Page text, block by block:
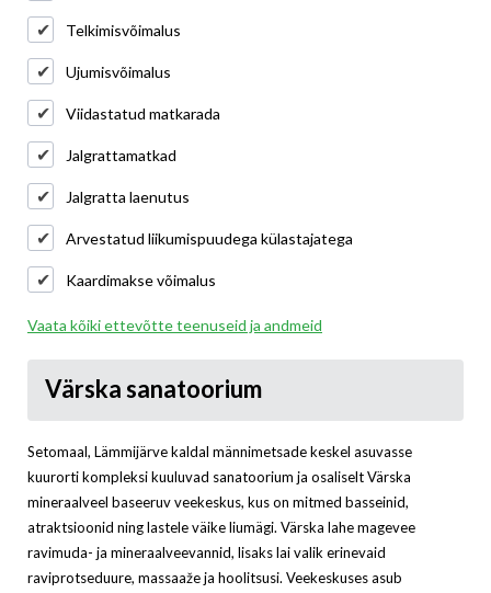
Telkimisvõimalus
Ujumisvõimalus
Viidastatud matkarada
Jalgrattamatkad
Jalgratta laenutus
Arvestatud liikumispuudega külastajatega
Kaardimakse võimalus
Vaata kõiki ettevõtte teenuseid ja andmeid
Värska sanatoorium
Setomaal, Lämmijärve kaldal männimetsade keskel asuvasse
kuurorti kompleksi kuuluvad sanatoorium ja osaliselt Värska
mineraalveel baseeruv veekeskus, kus on mitmed basseinid,
atraktsioonid ning lastele väike liumägi. Värska lahe magevee
ravimuda- ja mineraalveevannid, lisaks lai valik erinevaid
raviprotseduure, massaaže ja hoolitsusi. Veekeskuses asub